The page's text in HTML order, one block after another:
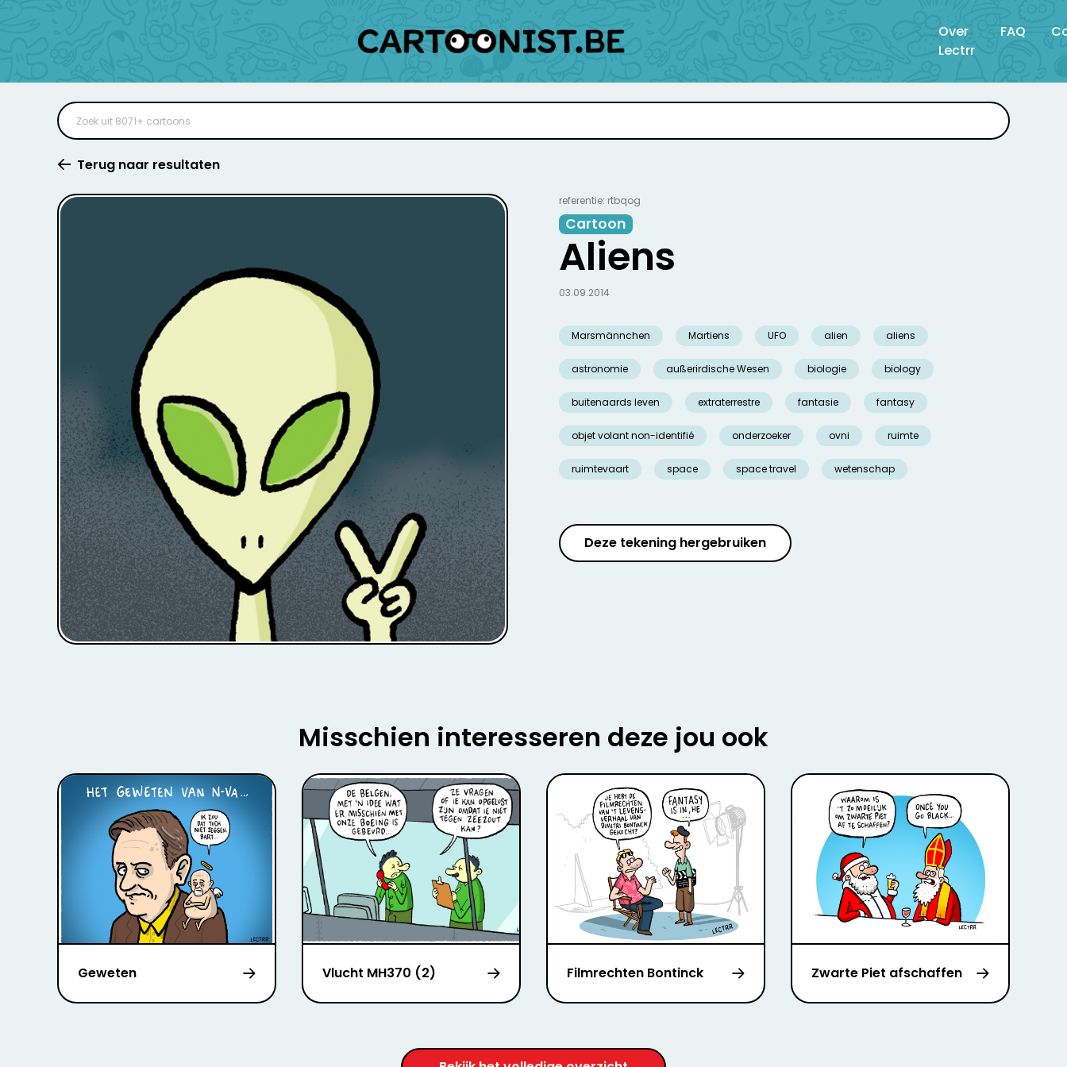
Over
Lectrr
FAQ
Terug naar resultaten
referentie: rtbqog
Cartoon
Aliens
Marsmännchen Martiens UFO alien aliens
astronomie außerirdische Wesen biologie biology
buitenaards leven extraterrestre fantasie fantasy
objet volant non-identifié onderzoeker ovni ruimte
ruimtevaart space space travel wetenschap
03.09.2014
Deze tekening hergebruiken
Misschien interesseren deze jou ook
Geweten Vlucht MH370 (2) Filmrechten Bontinck Zwarte Piet afschaffen